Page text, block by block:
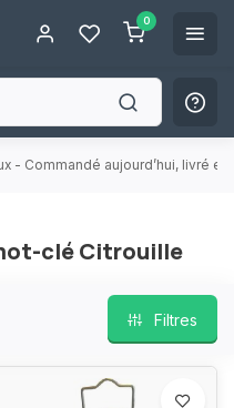
0
- Commandé aujourd’hui, livré
clé Citrouille
Filtres